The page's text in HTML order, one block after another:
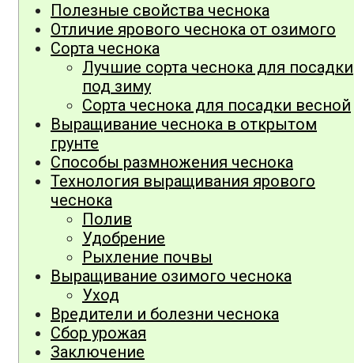
Полезные свойства чеснока
Отличие ярового чеснока от озимого
Сорта чеснока
Лучшие сорта чеснока для посадки
под зиму
Сорта чеснока для посадки весной
Выращивание чеснока в открытом
грунте
Способы размножения чеснока
Технология выращивания ярового
чеснока
Полив
Удобрение
Рыхление почвы
Выращивание озимого чеснока
Уход
Вредители и болезни чеснока
Сбор урожая
Заключение